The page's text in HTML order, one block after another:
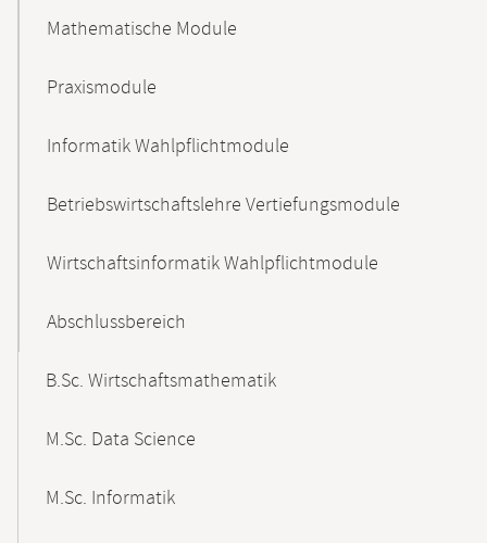
Mathematische Module
Praxismodule
Informatik Wahlpflichtmodule
Betriebswirtschaftslehre Vertiefungsmodule
Wirtschaftsinformatik Wahlpflichtmodule
Abschlussbereich
B.Sc. Wirtschaftsmathematik
M.Sc. Data Science
M.Sc. Informatik